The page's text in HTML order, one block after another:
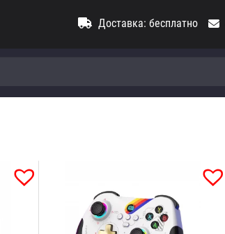
Доставка: бесплатно